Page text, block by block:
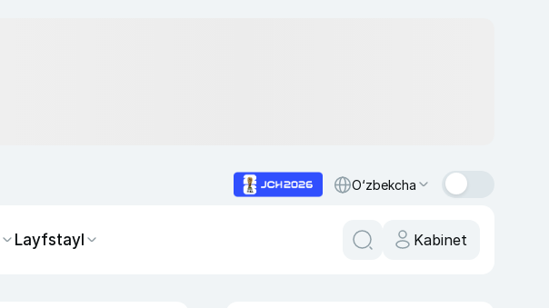
O‘zbekcha
Layfstayl Kabinet